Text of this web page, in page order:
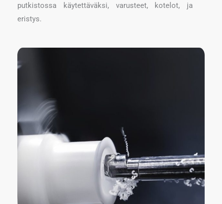
putkistossa käytettäväksi, varusteet, kotelot, ja
eristys.